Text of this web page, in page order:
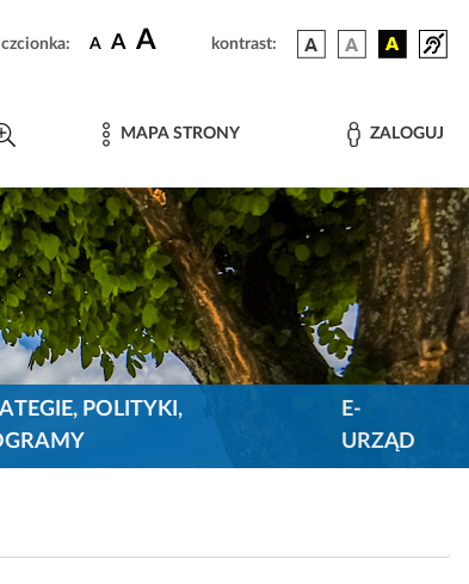
czcionka: A A A kontrast:
MAPA STRONY ZALOGUJ
POLITYKI,
E-
URZĄD